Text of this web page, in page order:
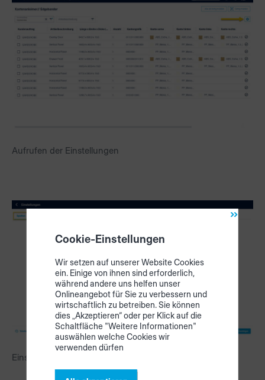
Aufrufen der Einstellungen
Einstellungen
Cookie-Einstellungen
Wir setzen auf unserer Website Cookies
ein. Einige von ihnen sind erforderlich,
während andere uns helfen unser
Onlineangebot für Sie zu verbessern und
wirtschaftlich zu betreiben. Sie können
dies „Akzeptieren“ oder per Klick auf die
Schaltfläche "Weitere Informationen"
auswählen welche Cookies wir
verwenden dürfen